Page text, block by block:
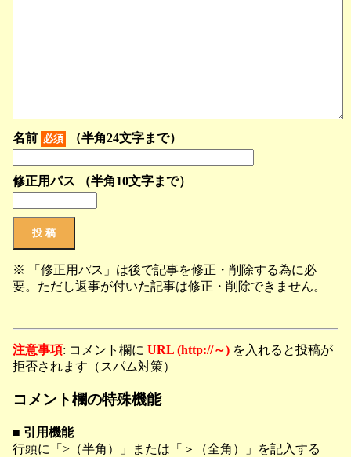
名前 必須 （半角24文字まで）
修正用パス （半角10文字まで）
※ 「修正用パス」は後で記事を修正・削除する為に必
要。ただし返事が付いた記事は修正・削除できません。
注意事項: コメント欄に URL (http://～) を入れると投稿が
拒否されます（スパム対策）
コメント欄の特殊機能
■ 引用機能
行頭に「>（半角）」または「＞（全角）」を記入する